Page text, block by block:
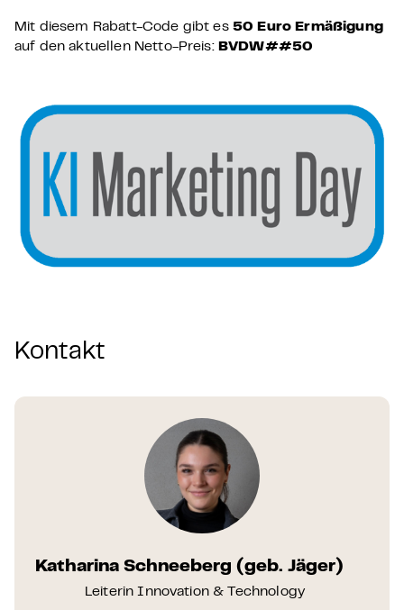
Mit diesem Rabatt-Code gibt es 50 Euro Ermäßigung
auf den aktuellen Netto-Preis: BVDW##50
Kontakt
Katharina Schneeberg (geb. Jäger)
Leiterin Innovation & Technology